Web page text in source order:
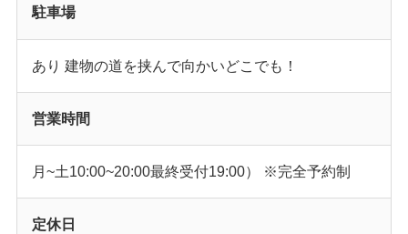
駐車場
あり 建物の道を挟んで向かいどこでも！
営業時間
月~土10:00~20:00最終受付19:00） ※完全予約制
定休日